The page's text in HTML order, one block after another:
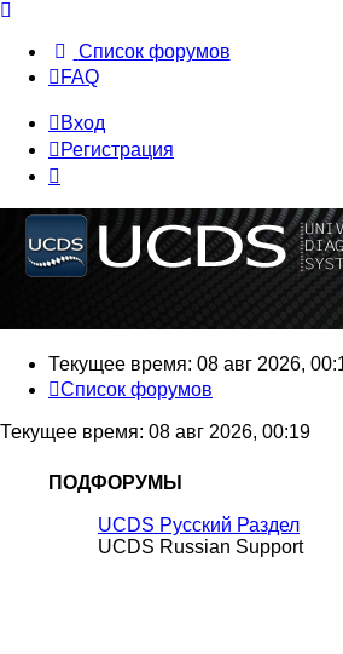
Список форумов
FAQ
Вход
Регистрация
Текущее время: 08 авг 2026,
Список форумов
Текущее время: 08 авг 2026, 00:19
ПОДФОРУМЫ
UCDS Русский Раздел
UCDS Russian Support